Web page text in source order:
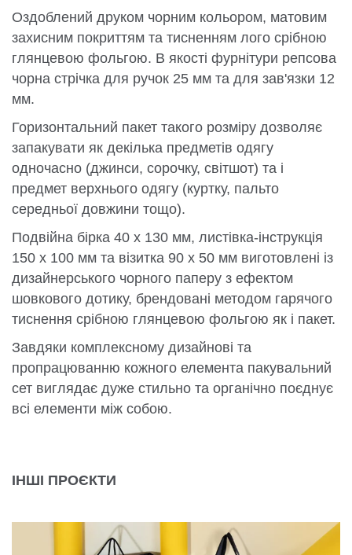
Оздоблений друком чорним кольором, матовим
захисним покриттям та тисненням лого срібною
глянцевою фольгою. В якості фурнітури репсова
чорна стрічка для ручок 25 мм та для зав'язки 12
мм.
Горизонтальний пакет такого розміру дозволяє
запакувати як декілька предметів одягу
одночасно (джинси, сорочку, світшот) та і
предмет верхнього одягу (куртку, пальто
середньої довжини тощо).
Подвійна бірка 40 x 130 мм, листівка-інструкція
150 x 100 мм та візитка 90 x 50 мм виготовлені із
дизайнерського чорного паперу з ефектом
шовкового дотику, брендовані методом гарячого
тиснення срібною глянцевою фольгою як і пакет.
Завдяки комплексному дизайнові та
пропрацюванню кожного елемента пакувальний
сет виглядає дуже стильно та органічно поєднує
всі елементи між собою.
ІНШІ ПРОЄКТИ
КОМПЛЕКСНЕ ПАКУВАННЯ ДЛЯ STELLA SHOP